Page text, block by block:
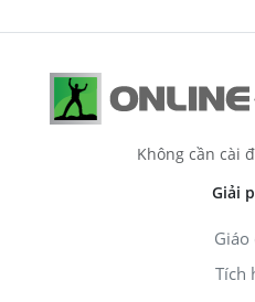
Không cần cài
Giải
Giáo
Tích